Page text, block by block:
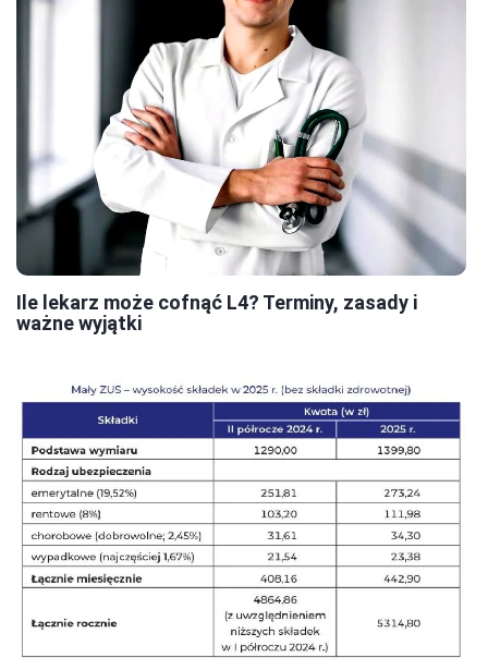
Ile lekarz może cofnąć L4? Terminy, zasady i
ważne wyjątki